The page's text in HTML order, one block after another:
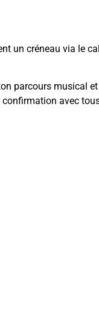
un créneau via le
parcours musical
avec